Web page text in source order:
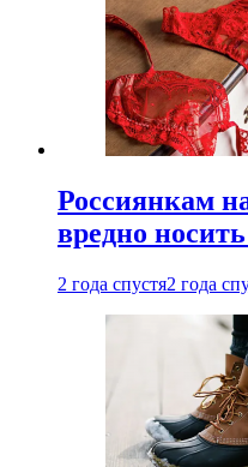
Россиянкам
вредно
2 года спустя2 года